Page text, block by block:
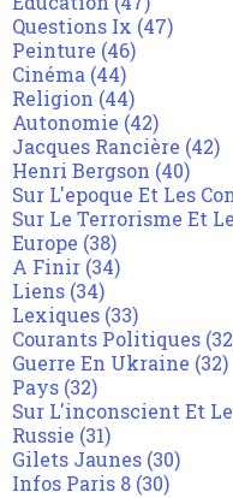
Questions Ix (47)
Peinture (46)
Cinéma (44)
Religion (44)
Autonomie (42)
Jacques Rancière (42)
Henri Bergson (40)
Sur L'epoque Et Les
Sur Le Terrorisme Et
Europe (38)
A Finir (34)
Liens (34)
Lexiques (33)
Courants Politiques
Guerre En Ukraine (32)
Pays (32)
Sur L'inconscient Et
Russie (31)
Gilets Jaunes (30)
Infos Paris 8 (30)